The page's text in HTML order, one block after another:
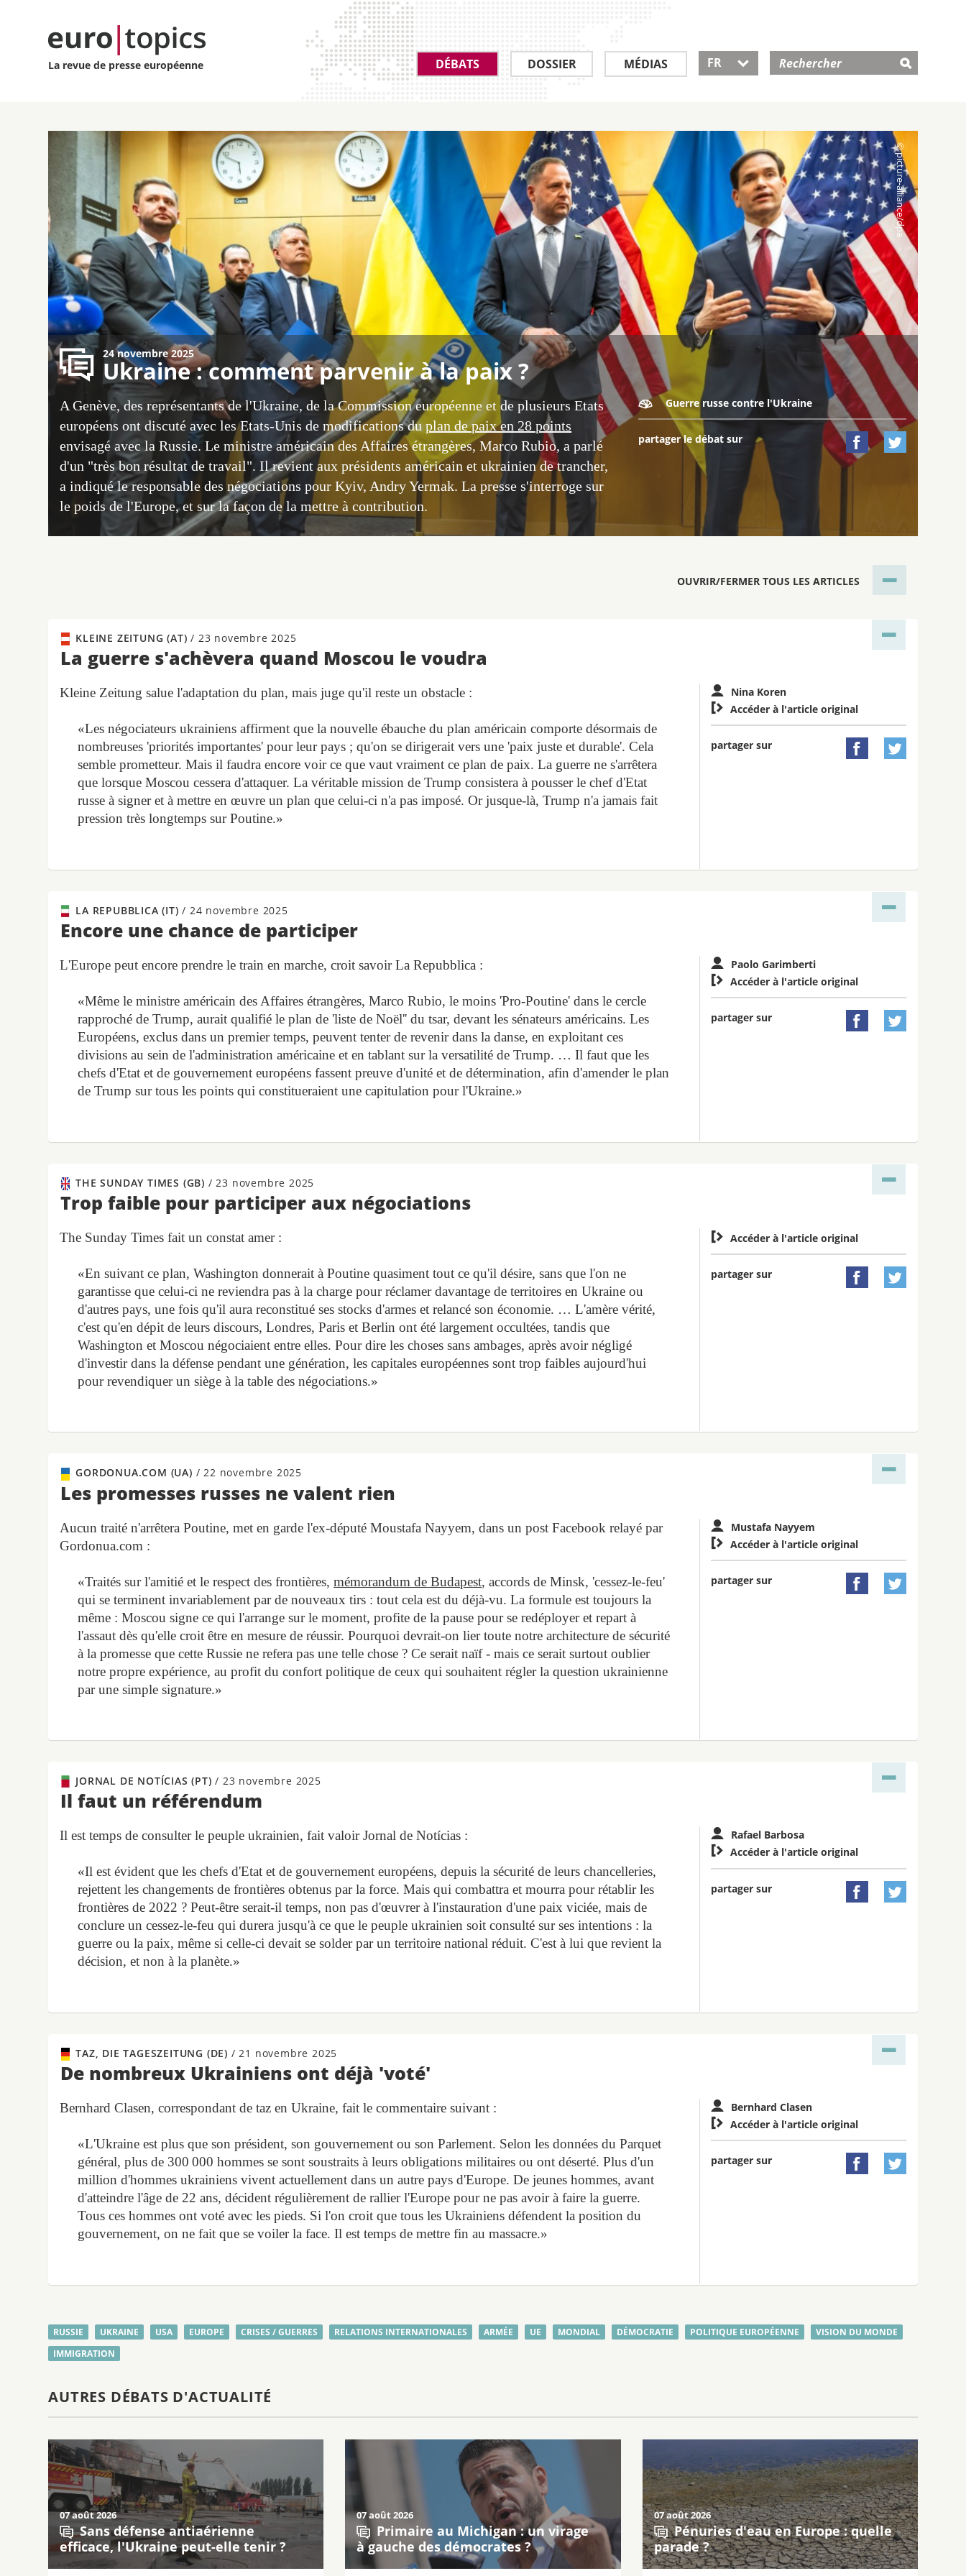
La revue de presse européenne DÉBATS DOSSIER MÉDIAS FR 
24 novembre 2025
Ukraine : comment parvenir à la paix ?
A Genève, des représentants de l'Ukraine, de la Commission européenne et de plusieurs Etats
européens ont discuté avec les Etats-Unis de modifications duplan de paix en 28 points
envisagé avec la Russie. Le ministre américain des Affaires étrangères, Marco Rubio, a parlé
d'un "très bon résultat de travail". Il revient aux présidents américain et ukrainien de trancher,
a indiqué le responsable des négociations pour Kyiv, Andry Yermak. La presse s'interroge sur
le poids de l'Europe, et sur la façon de la mettre à contribution.
 Guerre russe contre l'Ukraine
partager le débat sur  
OUVRIR/FERMER TOUS LES ARTICLES
KLEINE ZEITUNG (AT)/ 23 novembre 2025
La guerre s'achèvera quand Moscou le voudra
Kleine Zeitung salue l'adaptation du plan, mais juge qu'il reste un obstacle :
«Les négociateurs ukrainiens affirment que la nouvelle ébauche du plan américain comporte désormais de
nombreuses 'priorités importantes' pour leur pays ; qu'on se dirigerait vers une 'paix juste et durable'. Cela
semble prometteur. Mais il faudra encore voir ce que vaut vraiment ce plan de paix. La guerre ne s'arrêtera
que lorsque Moscou cessera d'attaquer. La véritable mission de Trump consistera à pousser le chef d'Etat
russe à signer et à mettre en œuvre un plan que celui-ci n'a pas imposé. Or jusque-là, Trump n'a jamais fait
pression très longtemps sur Poutine.»
Nina Koren
 Accéder à l'article original
partager sur  
LA REPUBBLICA (IT)/ 24 novembre 2025
Encore une chance de participer
L'Europe peut encore prendre le train en marche, croit savoir La Repubblica :
«Même le ministre américain des Affaires étrangères, Marco Rubio, le moins 'Pro-Poutine' dans le cercle
rapproché de Trump, aurait qualifié le plan de 'liste de Noël'' du tsar, devant les sénateurs américains. Les
Européens, exclus dans un premier temps, peuvent tenter de revenir dans la danse, en exploitant ces
divisions au sein de l'administration américaine et en tablant sur la versatilité de Trump. … Il faut que les
chefs d'Etat et de gouvernement européens fassent preuve d'unité et de détermination, afin d'amender le plan
de Trump sur tous les points qui constitueraient une capitulation pour l'Ukraine.»
Paolo Garimberti
 Accéder à l'article original
partager sur  
THE SUNDAY TIMES (GB) / 23 novembre 2025
Trop faible pour participer aux négociations
The Sunday Times fait un constat amer :
«En suivant ce plan, Washington donnerait à Poutine quasiment tout ce qu'il désire, sans que l'on ne
garantisse que celui-ci ne reviendra pas à la charge pour réclamer davantage de territoires en Ukraine ou
d'autres pays, une fois qu'il aura reconstitué ses stocks d'armes et relancé son économie. … L'amère vérité,
c'est qu'en dépit de leurs discours, Londres, Paris et Berlin ont été largement occultées, tandis que
Washington et Moscou négociaient entre elles. Pour dire les choses sans ambages, après avoir négligé
d'investir dans la défense pendant une génération, les capitales européennes sont trop faibles aujourd'hui
pour revendiquer un siège à la table des négociations.»
 Accéder à l'article original
partager sur  
GORDONUA.COM (UA) / 22 novembre 2025
Les promesses russes ne valent rien
Aucun traité n'arrêtera Poutine, met en garde l'ex-député Moustafa Nayyem, dans un post Facebook relayé par
Gordonua.com :
«Traités sur l'amitié et le respect des frontières,mémorandum de Budapest, accords de Minsk, 'cessez-le-feu'
qui se terminent invariablement par de nouveaux tirs : tout cela est du déjà-vu. La formule est toujours la
même : Moscou signe ce qui l'arrange sur le moment, profite de la pause pour se redéployer et repart à
l'assaut dès qu'elle croit être en mesure de réussir. Pourquoi devrait-on lier toute notre architecture de sécurité
à la promesse que cette Russie ne refera pas une telle chose ? Ce serait naïf - mais ce serait surtout oublier
notre propre expérience, au profit du confort politique de ceux qui souhaitent régler la question ukrainienne
par une simple signature.»
Mustafa Nayyem
 Accéder à l'article original
partager sur  
JORNAL DE NOTÍCIAS (PT)/ 23 novembre 2025
Il faut un référendum
Il est temps de consulter le peuple ukrainien, fait valoir Jornal de Notícias :
«Il est évident que les chefs d'Etat et de gouvernement européens, depuis la sécurité de leurs chancelleries,
rejettent les changements de frontières obtenus par la force. Mais qui combattra et mourra pour rétablir les
frontières de 2022 ? Peut-être serait-il temps, non pas d'œuvrer à l'instauration d'une paix viciée, mais de
conclure un cessez-le-feu qui durera jusqu'à ce que le peuple ukrainien soit consulté sur ses intentions : la
guerre ou la paix, même si celle-ci devait se solder par un territoire national réduit. C'est à lui que revient la
décision, et non à la planète.»
Rafael Barbosa
 Accéder à l'article original
partager sur  
TAZ, DIE TAGESZEITUNG (DE) / 21 novembre 2025
De nombreux Ukrainiens ont déjà 'voté'
Bernhard Clasen, correspondant de taz en Ukraine, fait le commentaire suivant :
«L'Ukraine est plus que son président, son gouvernement ou son Parlement. Selon les données du Parquet
général, plus de 300 000 hommes se sont soustraits à leurs obligations militaires ou ont déserté. Plus d'un
million d'hommes ukrainiens vivent actuellement dans un autre pays d'Europe. De jeunes hommes, avant
d'atteindre l'âge de 22 ans, décident régulièrement de rallier l'Europe pour ne pas avoir à faire la guerre.
Tous ces hommes ont voté avec les pieds. Si l'on croit que tous les Ukrainiens défendent la position du
gouvernement, on ne fait que se voiler la face. Il est temps de mettre fin au massacre.»
Bernhard Clasen
 Accéder à l'article original
partager sur  
RUSSIE UKRAINE USA EUROPE CRISES / GUERRES RELATIONS INTERNATIONALES ARMÉE UE MONDIAL DÉMOCRATIE POLITIQUE EUROPÉENNE
VISION DU MONDE
IMMIGRATION
AUTRES DÉBATS D'ACTUALITÉ
07 août 2026
Sans défense antiaérienne
efficace, l'Ukraine peut-elle tenir ?
07 août 2026
Primaire au Michigan : un virage
à gauche des démocrates ?
07 août 2026
Pénuries d'eau en Europe : quelle
parade ?